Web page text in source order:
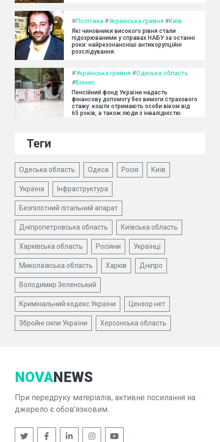
#Політика #Українська гривня #Київ
Які чиновники високого рівня стали
підозрюваними у справах НАБУ за останні
роки: найрезонансніші антикорупційні
розслідування.
#Українська гривня #Одеська область
#Бізнес
Пенсійний фонд України надасть
фінансову допомогу без вимоги страхового
стажу: кошти отримають особи віком від
65 років, а також люди з інвалідністю.
Теги
Одеська область Одеса Росія Київ
Україна Інфраструктура
Безпілотний літальний апарат
Дніпропетровська область Київська область
Харківська область Росіяни Українці
Миколаївська область Харків Дніпро
Володимир Зеленський
Кримінальний кодекс України Цензор.нет
Збройні сили України Херсонська область
NOVANEWS
При передруку матеріалів, активне посилання на
джерело є обов'язковим.